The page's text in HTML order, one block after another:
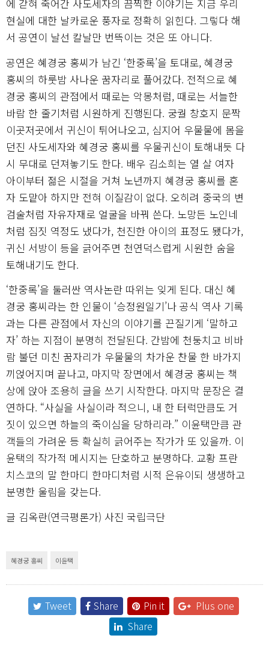
에 갇혀 죽어간 사도세자의 끔찍한 이야기는 지금 우리
현실에 대한 날카로운 풍자로 정확히 읽힌다. 그렇다 해
서 공연이 날선 칼날만 번뜩이는 것은 또 아니다.
공연은 혜경궁 홍씨가 남긴 ‘한중록’을 토대로, 혜경궁
홍씨의 하룻밤 사나운 꿈자리로 풀어갔다. 전적으로 혜
경궁 홍씨의 관점에서 때로는 악몽처럼, 때로는 서늘한
바람 한 줄기처럼 시원하게 진행된다. 궁궐 창호지 문짝
이곳저곳에서 귀신이 튀어나오고, 심지어 우물물에 몸을
던진 사도세자와 혜경궁 홍씨를 우물귀신이 토해내듯 다
시 무대로 던져놓기도 한다. 배우 김소희는 열 살 여자
아이부터 젊은 시절을 거쳐 노년까지 혜경궁 홍씨를 혼
자 도맡아 하지만 전혀 이질감이 없다. 오히려 중국의 변
검술처럼 자유자재로 얼굴을 바꿔 쓴다. 노망든 노인네
처럼 짐짓 역정도 냈다가, 천진한 아이의 표정도 됐다가,
귀신 서방이 등을 긁어주면 천연덕스럽게 시원한 숨을
토해내기도 한다.
‘한중록’을 둘러싼 역사논란 따위는 잊게 된다. 대신 혜
경궁 홍씨라는 한 인물이 ‘승정원일기’나 공식 역사 기록
과는 다른 관점에서 자신의 이야기를 끈질기게 ‘말하고
자’ 하는 지점이 분명히 전달된다. 간밤에 천둥치고 비바
람 불던 미친 꿈자리가 우물물의 차가운 찬물 한 바가지
끼얹어지며 끝나고, 마지막 장면에서 혜경궁 홍씨는 책
상에 앉아 조용히 글을 쓰기 시작한다. 마지막 문장은 결
연하다. “사실을 사실이라 적으니, 내 한 터럭만큼도 거
짓이 있으면 하늘의 죽이심을 당하리라.” 이윤택만큼 관
객들의 가려운 등 확실히 긁어주는 작가가 또 있을까. 이
윤택의 작가적 메시지는 단호하고 분명하다. 교황 프란
치스코의 말 한마디 한마디처럼 시적 은유이되 생생하고
분명한 울림을 갖는다.
글 김옥란(연극평론가) 사진 국립극단
혜경궁 홍씨 이윤택
Tweet Share Pin it
Plus one
Share